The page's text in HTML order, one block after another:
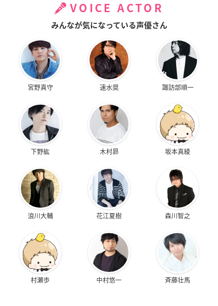
VOICE ACTOR
みんなが気になっている声優さん
宮野真守 速水奨 諏訪部順一
下野紘 木村昴 坂本真綾
浪川大輔 花江夏樹 森川智之
村瀬歩 中村悠一 斉藤壮馬